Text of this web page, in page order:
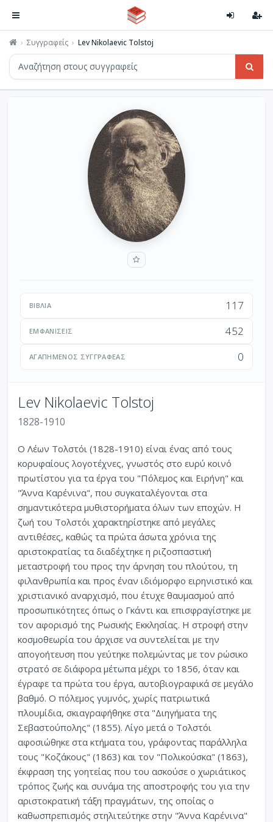
Συγγραφείς Lev Nikolaevic Tolstoj
ΒΙΒΛΊΑ 117
ΕΜΦΑΝΊΣΕΙΣ 452
ΑΓΑΠΗΜΈΝΟΣ ΣΥΓΓΡΑΦΈΑΣ 0
Lev Nikolaevic Tolstoj
1828-1910
Ο Λέων Τολστόι (1828-1910) είναι ένας από τους
κορυφαίους λογοτέχνες, γνωστός στο ευρύ κοινό
πρωτίστου για τα έργα του "Πόλεμος και Ειρήνη" και
"Άννα Καρένινα", που συγκαταλέγονται στα
σημαντικότερα μυθιστορήματα όλων των εποχών. Η
ζωή του Τολστόι χαρακτηρίστηκε από μεγάλες
αντιθέσες, καθώς τα πρώτα άσωτα χρόνια της
αριστοκρατίας τα διαδέχτηκε η ριζοσπαστική
μεταστροφή του προς την άρνηση του πλούτου, τη
φιλανθρωπία και προς έναν ιδιόμορφο ειρηνιστικό και
χριστιανικό αναρχισμό, που έτυχε θαυμασμού από
προσωπικότητες όπως ο Γκάντι και επισφραγίστηκε με
τον αφορισμό της Ρωσικής Εκκλησίας. Η στροφή στην
κοσμοθεωρία του άρχισε να συντελείται με την
απογοήτευση που γεύτηκε πολεμώντας με τον ρώσικο
στρατό σε διάφορα μέτωπα μέχρι το 1856, όταν και
έγραφε τα πρώτα του έργα, αυτοβιογραφικά σε μεγάλο
βαθμό. Ο πόλεμος γυμνός, χωρίς πατριωτικά
πλουμίδια, σκιαγραφήθηκε στα "Διηγήματα της
Σεβαστούπολης" (1855). Λίγο μετά ο Τολστόι
αφοσιώθηκε στα κτήματα του, γράφοντας παράλληλα
τους "Κοζάκους" (1863) και τον "Πολικούσκα" (1863),
έκφραση της γοητείας που του ασκούσε ο χωριάτικος
τρόπος ζωής και συνάμα της αποστροφής του για την
αριστοκρατική τάξη πραγμάτων, της οποίας ο
καθωσπρεπισμός στηλιτεύτηκε στην "Άννα Καρένινα"